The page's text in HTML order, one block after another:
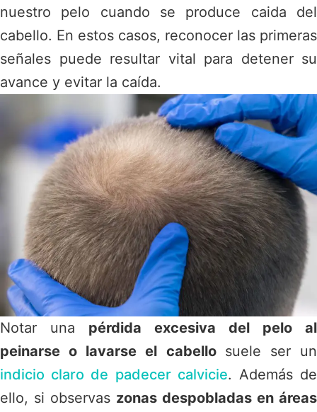
nuestro pelo cuando se produce caida del
cabello. En estos casos, reconocer las primeras
señales puede resultar vital para detener su
avance y evitar la caída.
Notar una pérdida excesiva del pelo al
peinarse o lavarse el cabello suele ser un
indicio claro de padecer calvicie. Además de
ello, si observas zonas despobladas en áreas